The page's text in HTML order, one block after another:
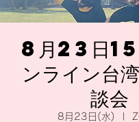
8月23日15
ンライン台
談会
8月23日(水)